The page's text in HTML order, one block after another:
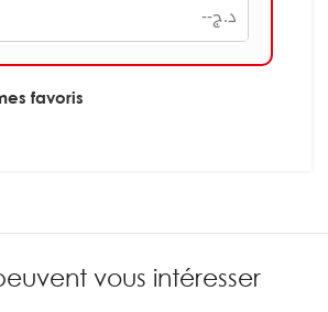
--د.ج
favoris
vous intéresser